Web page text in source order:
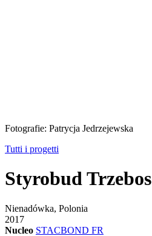
Fotografie: Patrycja Jedrzejewska
Tutti i progetti
Styrobud Trzebos
Nienadówka, Polonia
2017
Nucleo STACBOND FR